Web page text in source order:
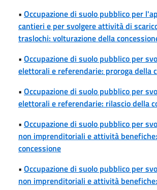
• Occupazione di suolo pubblico per
cantieri e per svolgere attività di
traslochi: volturazione della
• Occupazione di suolo pubblico per
elettorali e referendarie: proroga della
• Occupazione di suolo pubblico per
elettorali e referendarie: rilascio della
• Occupazione di suolo pubblico per
non imprenditoriali e attività
concessione
• Occupazione di suolo pubblico per
non imprenditoriali e attività